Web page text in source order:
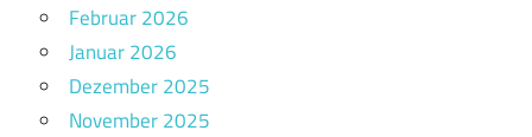
Februar 2026
Januar 2026
Dezember 2025
November 2025